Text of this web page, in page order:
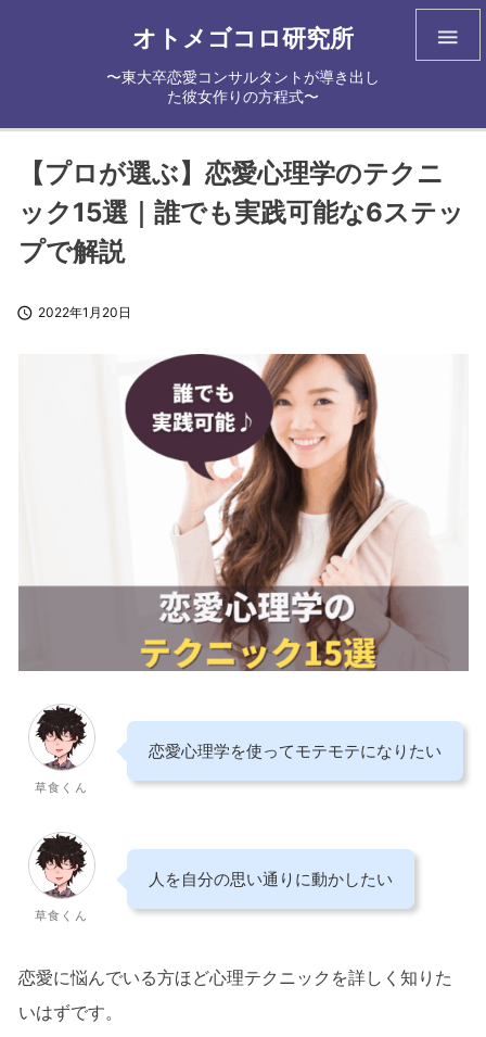
オトメゴコロ研究所
〜東大卒恋愛コンサルタントが導き出し
た彼女作りの方程式〜

【プロが選ぶ】恋愛心理学のテクニ
ック15選｜誰でも実践可能な6ステッ
プで解説
 2022年1月20日
草食くん
恋愛心理学を使ってモテモテになりたい
草食くん
人を自分の思い通りに動かしたい
恋愛に悩んでいる方ほど心理テクニックを詳しく知りた
いはずです。